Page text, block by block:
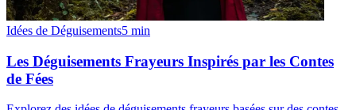
Idées de Déguisements5 min
Les Déguisements Frayeurs Inspirés par les Contes
de Fées